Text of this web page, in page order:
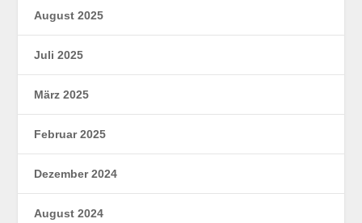
August 2025
Juli 2025
März 2025
Februar 2025
Dezember 2024
August 2024